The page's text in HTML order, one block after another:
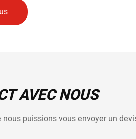
AVEC NOUS
puissions vous envoyer un